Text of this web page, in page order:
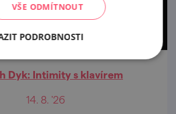
Dyk: Intimity s klavírem
14. 8. '26
VŠE ODMÍTNOUT
PODROBNOSTI